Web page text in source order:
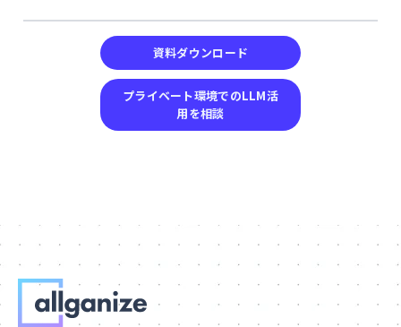
資料ダウンロード
プライベート環境でのLLM活
用を相談